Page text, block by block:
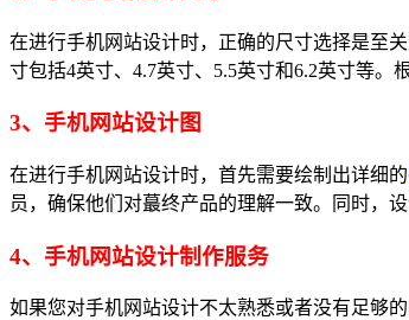
在进行手机网站设计时，正确的尺寸选择是至
寸包括4英寸、4.7英寸、5.5英寸和6.2英寸等。
3、手机网站设计图
在进行手机网站设计时，首先需要绘制出详细的
员，确保他们对蕞终产品的理解一致。同时，
4、手机网站设计制作服务
如果您对手机网站设计不太熟悉或者没有足够